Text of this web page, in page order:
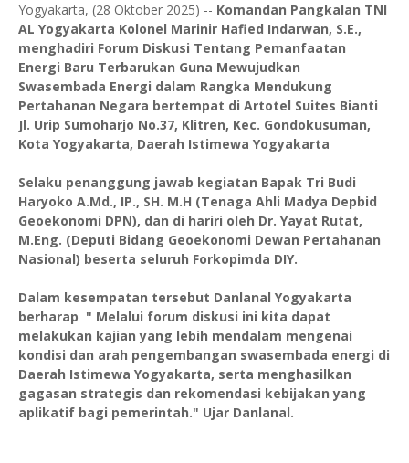
Yogyakarta, (28 Oktober 2025) -- Komandan Pangkalan TNI
AL Yogyakarta Kolonel Marinir Hafied Indarwan, S.E.,
menghadiri Forum Diskusi Tentang Pemanfaatan
Energi Baru Terbarukan Guna Mewujudkan
Swasembada Energi dalam Rangka Mendukung
Pertahanan Negara bertempat di Artotel Suites Bianti
Jl. Urip Sumoharjo No.37, Klitren, Kec. Gondokusuman,
Kota Yogyakarta, Daerah Istimewa Yogyakarta
Selaku penanggung jawab kegiatan Bapak Tri Budi
Haryoko A.Md., IP., SH. M.H (Tenaga Ahli Madya Depbid
Geoekonomi DPN), dan di hariri oleh Dr. Yayat Rutat,
M.Eng. (Deputi Bidang Geoekonomi Dewan Pertahanan
Nasional) beserta seluruh Forkopimda DIY.
Dalam kesempatan tersebut Danlanal Yogyakarta
berharap " Melalui forum diskusi ini kita dapat
melakukan kajian yang lebih mendalam mengenai
kondisi dan arah pengembangan swasembada energi di
Daerah Istimewa Yogyakarta, serta menghasilkan
gagasan strategis dan rekomendasi kebijakan yang
aplikatif bagi pemerintah." Ujar Danlanal.